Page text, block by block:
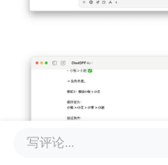
写评论...